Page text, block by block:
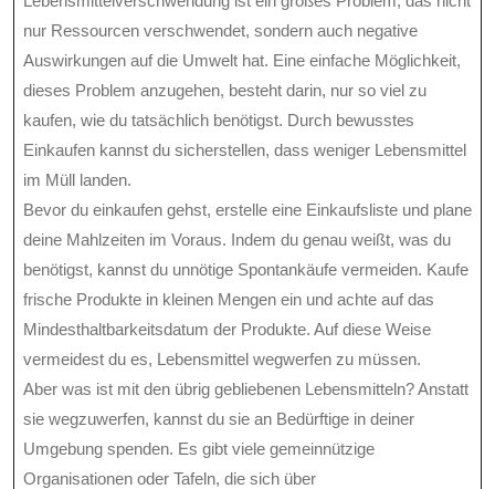
nur Ressourcen verschwendet, sondern auch negative
Auswirkungen auf die Umwelt hat. Eine einfache Möglichkeit,
dieses Problem anzugehen, besteht darin, nur so viel zu
kaufen, wie du tatsächlich benötigst. Durch bewusstes
Einkaufen kannst du sicherstellen, dass weniger Lebensmittel
im Müll landen.
Bevor du einkaufen gehst, erstelle eine Einkaufsliste und plane
deine Mahlzeiten im Voraus. Indem du genau weißt, was du
benötigst, kannst du unnötige Spontankäufe vermeiden. Kaufe
frische Produkte in kleinen Mengen ein und achte auf das
Mindesthaltbarkeitsdatum der Produkte. Auf diese Weise
vermeidest du es, Lebensmittel wegwerfen zu müssen.
Aber was ist mit den übrig gebliebenen Lebensmitteln? Anstatt
sie wegzuwerfen, kannst du sie an Bedürftige in deiner
Umgebung spenden. Es gibt viele gemeinnützige
Organisationen oder Tafeln, die sich über